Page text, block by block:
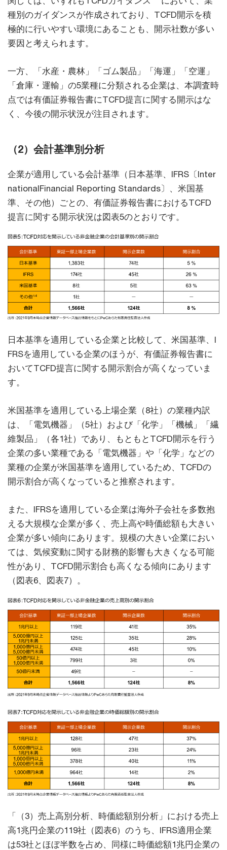
種別のガイダンスが作成されており、TCFD開示を積
極的に行いやすい環境にあることも、開示社数が多い
要因と考えられます。
一方、「水産・農林」「ゴム製品」「海運」「空運」
「倉庫・運輸」の5業種に分類される企業は、本調査時
点では有価証券報告書にTCFD提言に関する開示はな
く、今後の開示状況が注目されます。
（2）会計基準別分析
企業が適用している会計基準（日本基準、IFRS〔Inter
nationalFinancial Reporting Standards〕、米国基
準、その他）ごとの、有価証券報告書におけるTCFD
提言に関する開示状況は図表5のとおりです。
日本基準を適用している企業と比較して、米国基準、I
FRSを適用している企業のほうが、有価証券報告書に
おいてTCFD提言に関する開示割合が高くなっていま
す。
米国基準を適用している上場企業（8社）の業種内訳
は、「電気機器」（5社）および「化学」「機械」「繊
維製品」（各1社）であり、もともとTCFD開示を行う
企業の多い業種である「電気機器」や「化学」などの
業種の企業が米国基準を適用しているため、TCFDの
開示割合が高くなっていると推察されます。
また、IFRSを適用している企業は海外子会社を多数抱
える大規模な企業が多く、売上高や時価総額も大きい
企業が多い傾向にあります。規模の大きい企業におい
ては、気候変動に関する財務的影響も大きくなる可能
性があり、TCFD開示割合も高くなる傾向にあります
（図表6、図表7）。
「（3）売上高別分析、時価総額別分析」における売上
高1兆円企業の119社（図表6）のうち、IFRS適用企業
は53社とほぼ半数を占め、同様に時価総額1兆円企業の